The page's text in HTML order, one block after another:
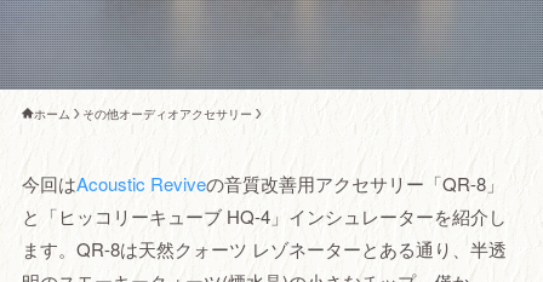
ホーム その他オーディオアクセサリー
今回はAcoustic Reviveの音質改善用アクセサリー「QR-8」
と「ヒッコリーキューブ HQ-4」インシュレーターを紹介し
ます。QR-8は天然クォーツ レゾネーターとある通り、半透